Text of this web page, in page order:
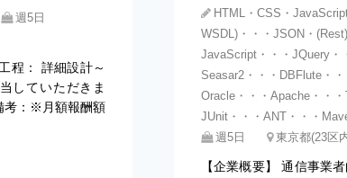
週5日
程： 詳細設計～
していただきま
考：※月額報酬額
HTML・CSS・
WSDL)・・・JSON・
JavaScript・・・JQuery・
Seasar2・・・DBFlute・
Oracle・・・Apache・・
JUnit・・・ANT・・・
週5日
東京都(23区
【企業概要】 通信事業